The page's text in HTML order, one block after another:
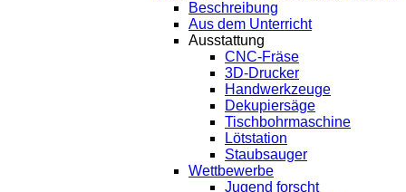
Beschreibung
Aus dem Unterricht
Ausstattung
CNC-Fräse
3D-Drucker
Handwerkzeuge
Dekupiersäge
Tischbohrmaschine
Lötstation
Staubsauger
Wettbewerbe
Jugend forscht